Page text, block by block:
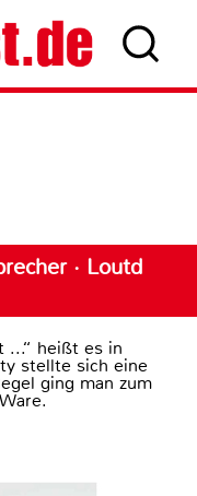
· Loutd
...“ heißt es in
stellte sich eine
ging man zum